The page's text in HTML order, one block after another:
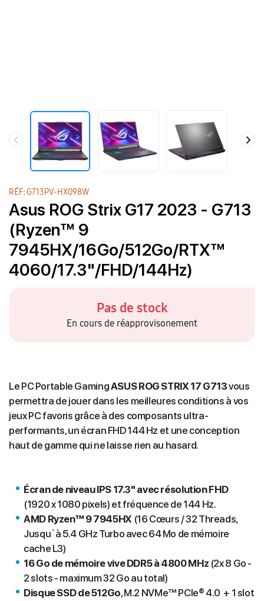
RÉF: G713PV-HX098W
Asus ROG Strix G17 2023 - G713
(Ryzen™ 9
7945HX/16Go/512Go/RTX™
4060/17.3"/FHD/144Hz)
Pas de stock
En cours de réapprovisonement
Le PC Portable GamingASUS ROG STRIX 17 G713vous
permettra de jouer dans les meilleures conditions à vos
jeux PC favoris grâce à des composants ultra-
performants, un écran FHD 144 Hz et une conception
haut de gamme qui ne laisse rien au hasard.
Écran de niveau IPS 17.3" avec résolution FHD
(1920 x 1080 pixels) et fréquence de 144 Hz.
AMD Ryzen™ 9 7945HX (16 Cœurs / 32 Threads,
Jusqu`à 5.4 GHz Turbo avec 64 Mo de mémoire
cache L3)
16 Go de mémoire vive DDR5 à 4800 MHz (2x 8 Go -
2 slots - maximum 32 Go au total)
Disque SSD de 512Go, M.2 NVMe™ PCIe® 4.0 + 1 slot